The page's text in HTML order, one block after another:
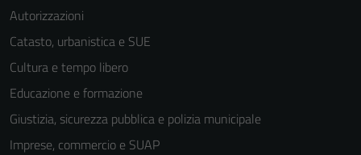
Autorizzazioni
Catasto, urbanistica e SUE
Cultura e tempo libero
Educazione e formazione
Giustizia, sicurezza pubblica e polizia municipale
Imprese, commercio e SUAP